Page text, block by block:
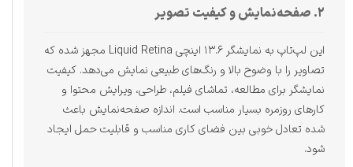
۲. صفحه‌نمایش و کیفیت تصویر
این لپ‌تاپ به نمایشگر ۱۳.۶ اینچی Liquid Retina مجهز شده که
تصاویر را با وضوح بالا و رنگ‌های طبیعی نمایش می‌دهد. کیفیت
نمایشگر برای مطالعه، تماشای فیلم، طراحی، ویرایش محتوا و
کارهای روزمره بسیار مناسب است. اندازه صفحه‌نمایش باعث
شده تعادل خوبی بین فضای کاری مناسب و قابلیت حمل ایجاد
شود.